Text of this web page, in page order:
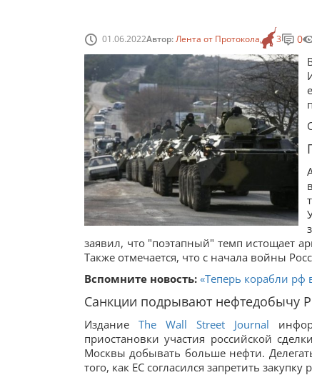
01.06.2022Автор:Лента от Протокола 3 0
заявил, что "поэтапный" темп истощает
Также отмечается, что с начала войны
Вспомните новость: «Теперь корабли
Санкции подрывают нефтедобычу
Издание The Wall Street Journal
приостановки участия российской
Москвы добывать больше нефти.
того, как ЕС согласился запретить